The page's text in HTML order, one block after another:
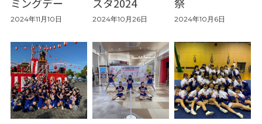
2024年11月10日 2024年10月26日 2024年10月6日